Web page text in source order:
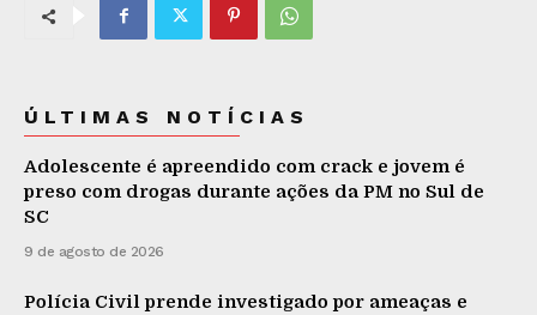
ÚLTIMAS NOTÍCIAS
Adolescente é apreendido com crack e jovem é
preso com drogas durante ações da PM no Sul de
SC
9 de agosto de 2026
Polícia Civil prende investigado por ameaças e